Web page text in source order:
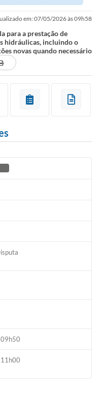
em: 07/05/2026 às 09h58
para a prestação de
hidráulicas, incluindo o
novas quando necessário